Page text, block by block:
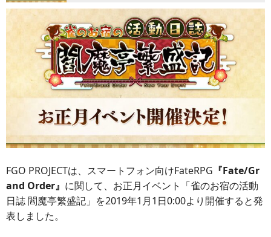
FGO PROJECTは、スマートフォン向けFateRPG 『Fate/Gr
and Order』 に関して、お正月イベント「雀のお宿の活動
日誌 閻魔亭繁盛記」を2019年1月1日0:00より開催すると発
表しました。